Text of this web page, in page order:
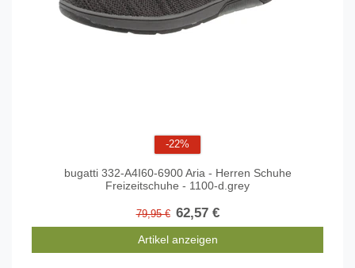
-22%
bugatti 332-A4I60-6900 Aria - Herren Schuhe
Freizeitschuhe - 1100-d.grey
79,95 € 62,57 €
Artikel anzeigen